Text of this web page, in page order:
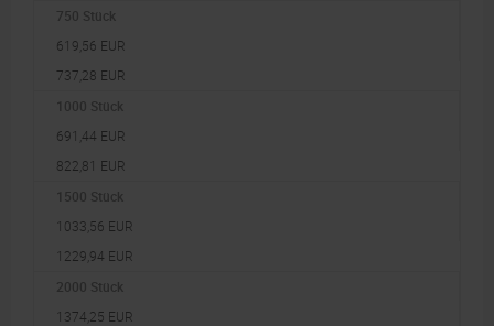
750 Stück
619,56 EUR
737,28 EUR
1000 Stück
691,44 EUR
822,81 EUR
1500 Stück
1033,56 EUR
1229,94 EUR
2000 Stück
1374,25 EUR